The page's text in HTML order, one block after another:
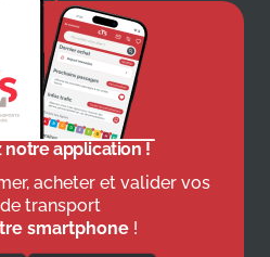
notre application !
acheter et valider vos
transport
smartphone !